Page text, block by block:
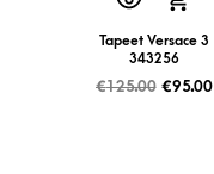
Tapeet Versace 3
343256
€125.00 €95.00